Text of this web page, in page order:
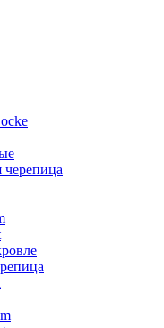
черепица